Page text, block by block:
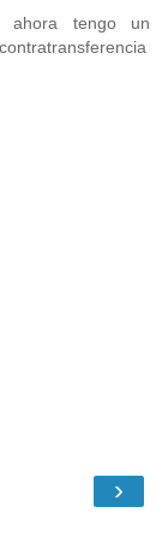
ahora tengo un
›